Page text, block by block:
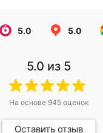
5.0 5.0
5.0 из 5
На основе 945оценок
Оставить отзыв